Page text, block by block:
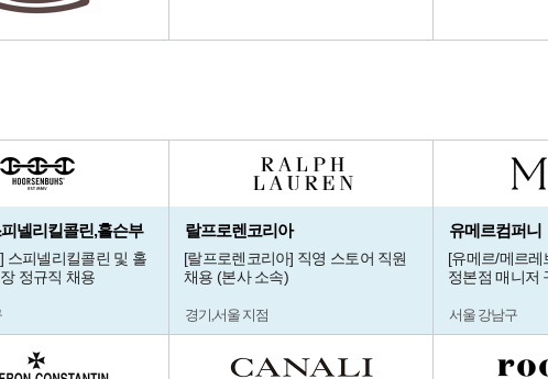
넬리킬콜린,홀슨부
스피넬리킬콜린 및 홀
정규직 채용
랄프로렌코리아
[랄프로렌코리아] 직영 스토어 직원
채용 (본사 소속)
경기,서울 지점
유메르컴퍼니
[유메르/메르
정본점 매니저
서울 강남구